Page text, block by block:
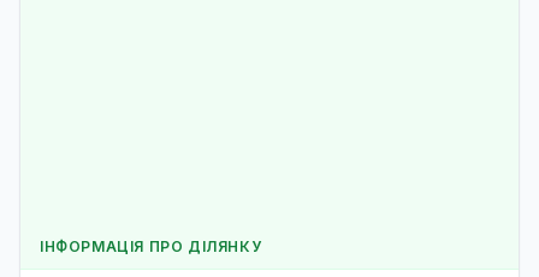
ІНФОРМАЦІЯ ПРО ДІЛЯНКУ